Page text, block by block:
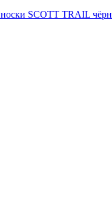
носки SCOTT TRAIL